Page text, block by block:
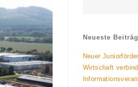
Neueste
Neuer
Wirtschaft